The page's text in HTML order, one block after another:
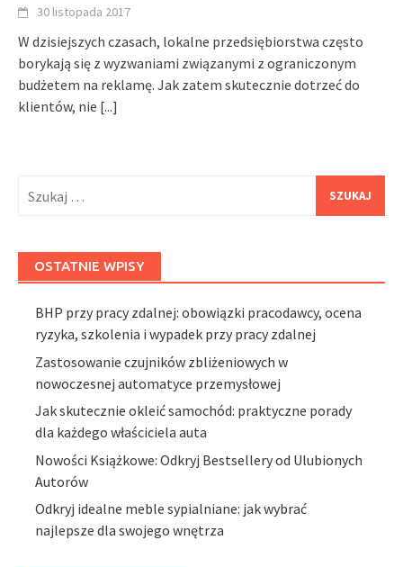
30 listopada 2017
W dzisiejszych czasach, lokalne przedsiębiorstwa często
borykają się z wyzwaniami związanymi z ograniczonym
budżetem na reklamę. Jak zatem skutecznie dotrzeć do
klientów, nie [...]
OSTATNIE WPISY
BHP przy pracy zdalnej: obowiązki pracodawcy, ocena
ryzyka, szkolenia i wypadek przy pracy zdalnej
Zastosowanie czujników zbliżeniowych w
nowoczesnej automatyce przemysłowej
Jak skutecznie okleić samochód: praktyczne porady
dla każdego właściciela auta
Nowości Książkowe: Odkryj Bestsellery od Ulubionych
Autorów
Odkryj idealne meble sypialniane: jak wybrać
najlepsze dla swojego wnętrza